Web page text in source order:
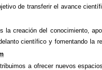
de transferir el avance
la creación del conocimiento,
científico y fomentando la
a ofrecer nuevos